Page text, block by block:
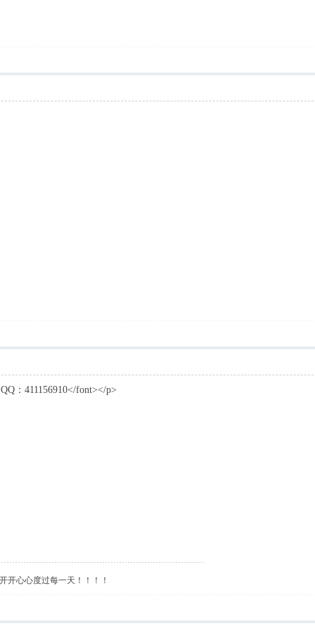
：411156910</font></p>
开心心度过每一天！！！！